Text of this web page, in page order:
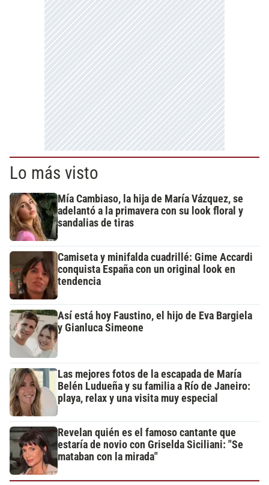
Lo más visto
Mía Cambiaso, la hija de María Vázquez, se
adelantó a la primavera con su look floral y
sandalias de tiras
Camiseta y minifalda cuadrillé: Gime Accardi
conquista España con un original look en
tendencia
Así está hoy Faustino, el hijo de Eva Bargiela
y Gianluca Simeone
Las mejores fotos de la escapada de María
Belén Ludueña y su familia a Río de Janeiro:
playa, relax y una visita muy especial
Revelan quién es el famoso cantante que
estaría de novio con Griselda Siciliani: "Se
mataban con la mirada"